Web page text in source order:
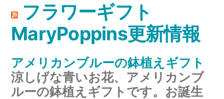
フラワーギフト
MaryPoppins更新情報
アメリカンブルーの鉢植えギフト
涼しげな青いお花、アメリカンブ
ルーの鉢植えギフトです。お誕生